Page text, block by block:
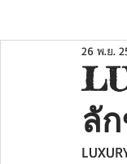
ลั
26 พ.ย.